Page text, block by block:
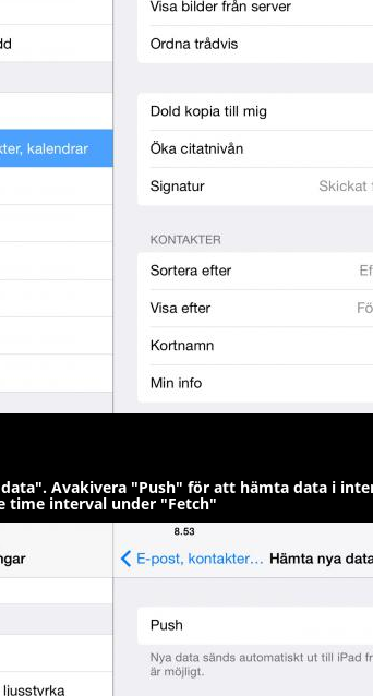
Avakivera "Push" för att hämta data i
time interval under "Fetch"